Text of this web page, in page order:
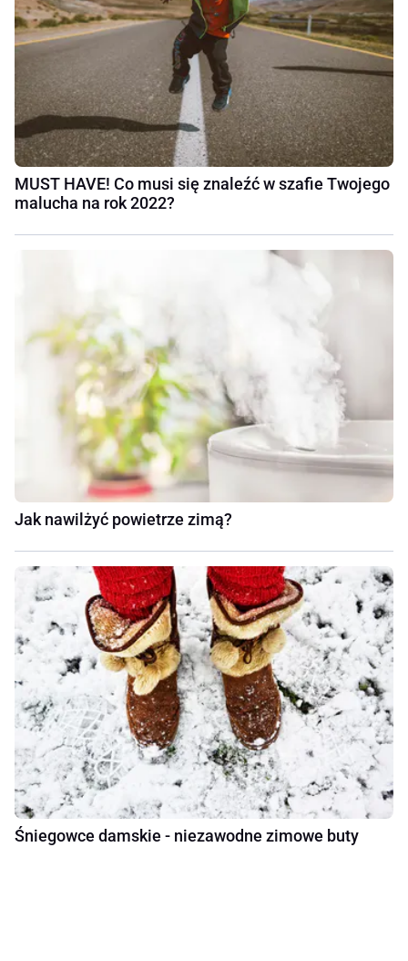
MUST HAVE! Co musi się znaleźć w szafie Twojego
malucha na rok 2022?
Jak nawilżyć powietrze zimą?
Śniegowce damskie - niezawodne zimowe buty